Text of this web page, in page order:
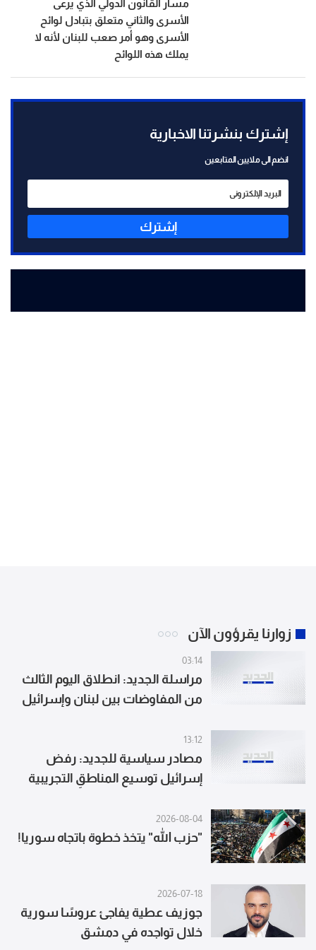
مسار القانون الدولي الذي يرعى
الأسرى والثاني متعلق بتبادل لوائح
الأسرى وهو أمر صعب للبنان لأنه لا
يملك هذه اللوائح
إشترك بنشرتنا الاخبارية
انضم الى ملايين المتابعين
إشترك
زوارنا يقرؤون الآن
03:14
مراسلة الجديد: انطلاق اليوم الثالث
من المفاوضات بين لبنان وإسرائيل
13:12
مصادر سياسية للجديد: رفض
إسرائيل توسيع المناطقِ التجريبية
يؤكدان الكلام عن تحضيرِها للتصعيد
قبل الانتخابات الإسرائيلية
2026-08-04
"حزب الله" يتخذ خطوة باتجاه سوريا!
2026-07-18
جوزيف عطية يفاجئ عروسًا سورية
خلال تواجده في دمشق